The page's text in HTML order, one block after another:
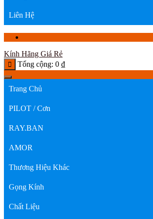
Liên Hệ
Kính Hãng Giá Rẻ
Tổng cộng: 0 ₫
Trang Chủ
PILOT / Cơn
RAY.BAN
AMOR
Thương Hiệu Khác
Gọng Kính
Chất Liệu